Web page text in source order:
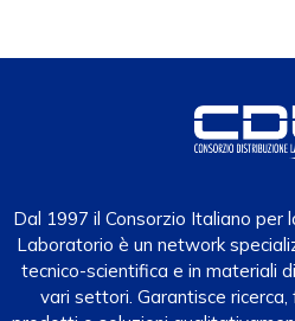
Dal 1997 il Consorzio Italiano per
Laboratorio è un network
tecnico-scientifica e in materiali
vari settori. Garantisce